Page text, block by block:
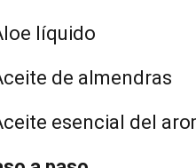
líquido
de almendras
esencial del